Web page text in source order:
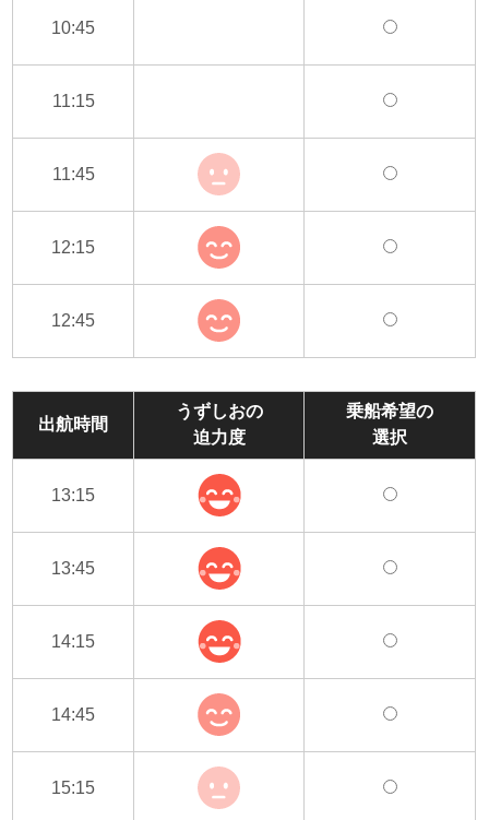
10:45
11:15
11:45
12:15
12:45
出航時間
うずしおの
迫力度
乗船希望の
選択
13:15
13:45
14:15
14:45
15:15